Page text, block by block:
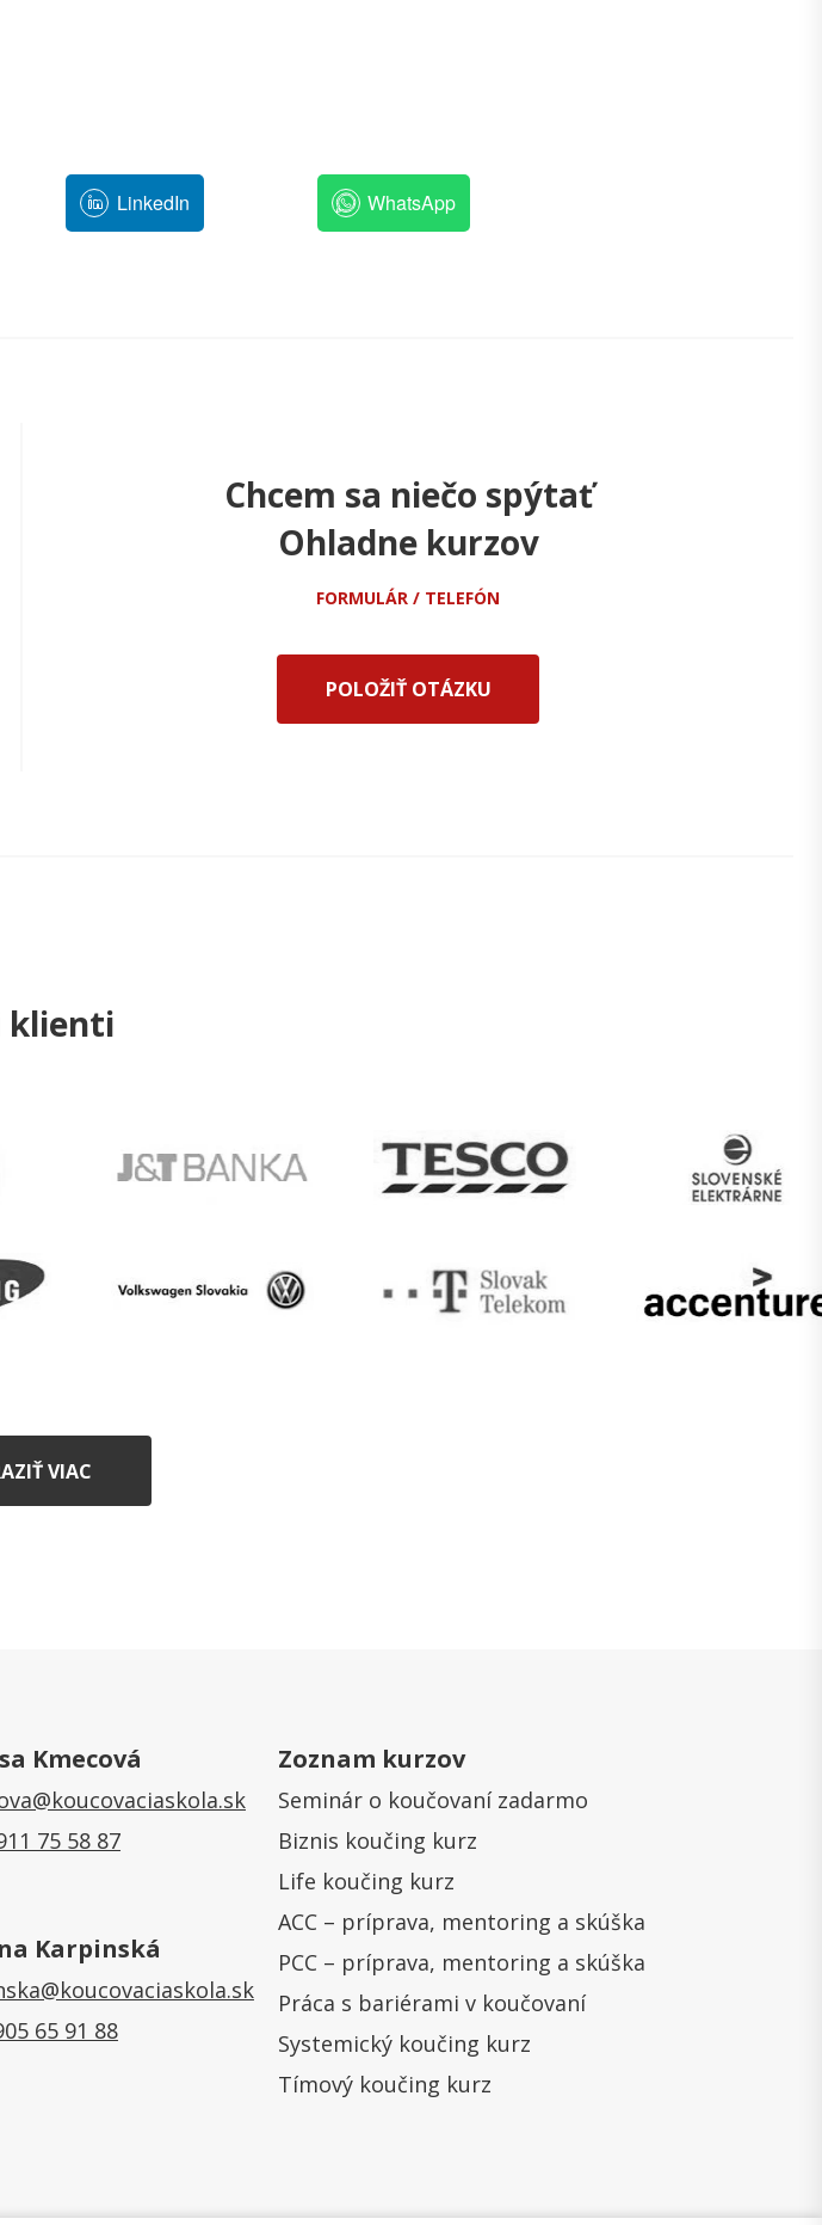
LinkedIn WhatsApp
Chcem sa niečo spýtať
Ohladne kurzov
FORMULÁR / TELEFÓN
POLOŽIŤ OTÁZKU
klienti
VIAC
Kmecová
75 58 87
Karpinská
65 91 88
Zoznam kurzov
Seminár o koučovaní zadarmo
Biznis koučing kurz
Life koučing kurz
ACC – príprava, mentoring a skúška
PCC – príprava, mentoring a skúška
Práca s bariérami v koučovaní
Systemický koučing kurz
Tímový koučing kurz